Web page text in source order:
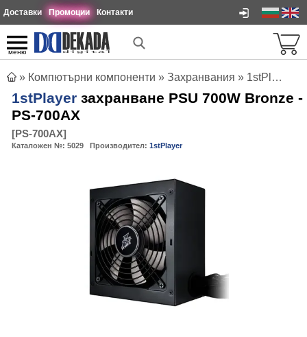
Доставки Промоции Контакти
меню
» Компютърни компоненти » Захранвания » 1stPlayer захранване PSU 700W Bronze - PS-700AX
1stPlayer захранване PSU 700W Bronze -
PS-700AX
[PS-700AX]
Каталожен №: 5029 Производител: 1stPlayer